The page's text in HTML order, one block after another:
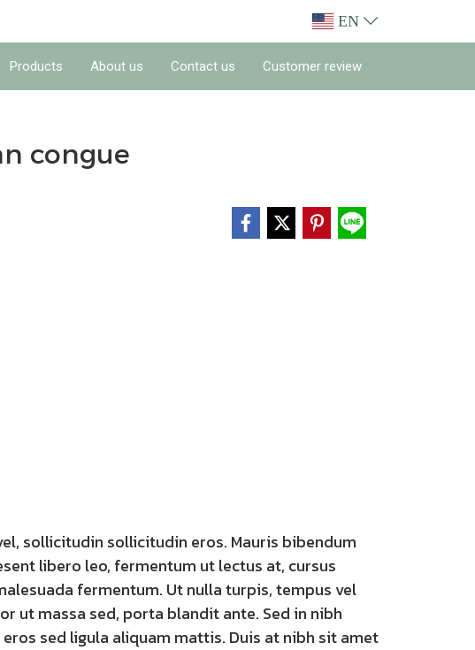
EN
Products About us Contact us Customer review
congue
sollicitudin sollicitudin eros. Mauris bibendum
libero leo, fermentum ut lectus at, cursus
fermentum. Ut nulla turpis, tempus vel
ut massa sed, porta blandit ante. Sed in nibh
sed ligula aliquam mattis. Duis at nibh sit amet